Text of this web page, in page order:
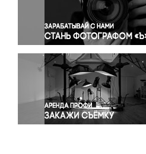
Правосудие
Происшествия и
Религия
Светская жизнь
Спорт
Экология
Экономика и бизнес